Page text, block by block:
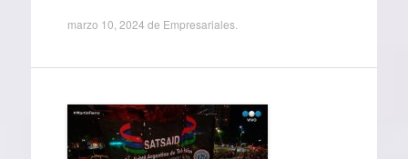
marzo 10, 2024 de Empresariales.